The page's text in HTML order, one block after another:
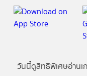
วันนี้ดูสิทธิพิเศษอ่าน